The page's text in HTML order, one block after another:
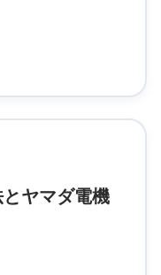
ヤマダ電機